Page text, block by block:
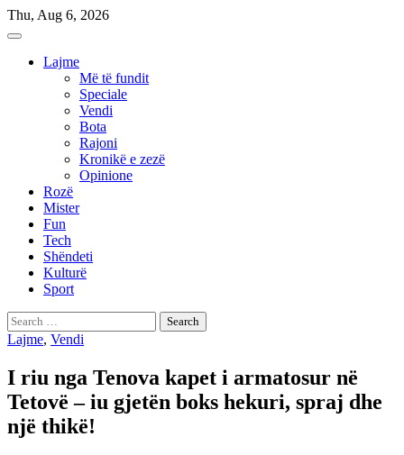
Skip
to
Thu, Aug 6, 2026
Lajme
Më të fundit
Speciale
Vendi
Bota
Rajoni
Kronikë e zezë
Opinione
Rozë
Mister
Fun
Tech
Shëndeti
Kulturë
Sport
Search
for:
Lajme, Vendi
I riu nga Tenova kapet i armatosur në
Tetovë – iu gjetën boks hekuri, spraj dhe
një thikë!